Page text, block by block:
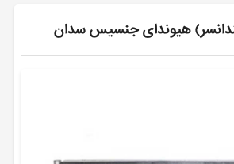
(کندانسر) هیوندای جنسیس سدان